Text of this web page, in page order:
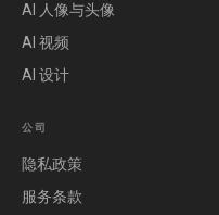
AI 人像与头像
AI 视频
AI 设计
公司
隐私政策
服务条款